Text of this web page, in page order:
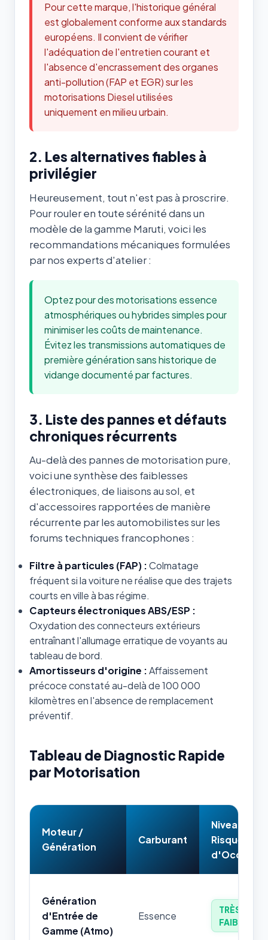
Pour cette marque, l'historique général
est globalement conforme aux standards
européens. Il convient de vérifier
l'adéquation de l'entretien courant et
l'absence d'encrassement des organes
anti-pollution (FAP et EGR) sur les
motorisations Diesel utilisées
uniquement en milieu urbain.
2. Les alternatives fiables à
privilégier
Heureusement, tout n'est pas à proscrire.
Pour rouler en toute sérénité dans un
modèle de la gamme Maruti, voici les
recommandations mécaniques formulées
par nos experts d'atelier :
Optez pour des motorisations essence
atmosphériques ou hybrides simples pour
minimiser les coûts de maintenance.
Évitez les transmissions automatiques de
première génération sans historique de
vidange documenté par factures.
3. Liste des pannes et défauts
chroniques récurrents
Au-delà des pannes de motorisation pure,
voici une synthèse des faiblesses
électroniques, de liaisons au sol, et
d'accessoires rapportées de manière
récurrente par les automobilistes sur les
forums techniques francophones :
Filtre à particules (FAP) :Colmatage
fréquent si la voiture ne réalise que des trajets
courts en ville à bas régime.
Capteurs électroniques ABS/ESP :
Oxydation des connecteurs extérieurs
entraînant l'allumage erratique de voyants au
tableau de bord.
Amortisseurs d'origine :Affaissement
précoce constaté au-delà de 100 000
kilomètres en l'absence de remplacement
préventif.
Tableau de Diagnostic Rapide
par Motorisation
Moteur /
Génération
Carburant
Niveau de
Risque
d'Occasion
Génération
d'Entrée de
Gamme (Atmo)
Essence
TRÈS
FAIBLE